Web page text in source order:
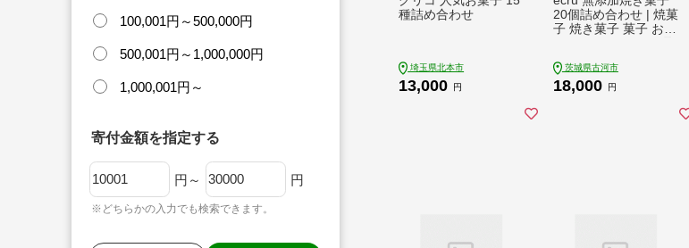
100,001円～500,000円
500,001円～1,000,000円
1,000,001円～
寄付金額を指定する
円～ 円
※どちらかの入力でも検索できます。
種詰め合わせ
埼玉県北本市
13,000 円
20個詰め合わせ | 焼菓
子 焼き菓子 菓子 お菓
包装 セット 詰合せ 詰
め合わせ 専門店 手作
茨城県古河市
18,000 円